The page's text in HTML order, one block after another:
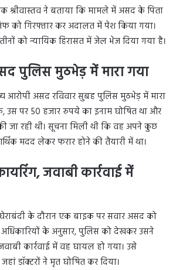
श्रीवास्तव ने बताया कि मामले में असद के पिता
को गिरफ्तार कर अदालत में पेश किया गया।
को न्यायिक हिरासत में जेल भेज दिया गया है।
पुलिस मुठभेड़ में मारा गया
आरोपी असद रविवार सुबह पुलिस मुठभेड़ में मारा
उस पर 50 हजार रुपये का इनाम घोषित था और
जा रही थी। सूचना मिली थी कि वह अपने कुछ
मदद लेकर फरार होने की तैयारी में था।
,जवाबी कार्रवाई में
के दौरान एक बाइक पर सवार असद को
अधिकारियों के अनुसार, पुलिस को देखकर उसने
कार्रवाई में वह घायल हो गया। उसे
डॉक्टरों ने मृत घोषित कर दिया।